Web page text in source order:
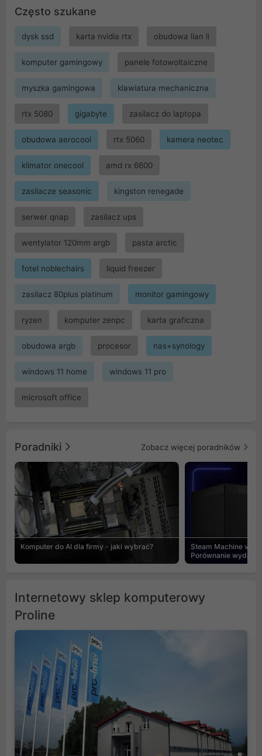
Często szukane
dysk ssd karta nvidia rtx obudowa lian li
komputer gamingowy panele fotowoltaiczne
myszka gamingowa klawiatura mechaniczna
rtx 5080 gigabyte zasilacz do laptopa
obudowa aerocool rtx 5060 kamera neotec
klimator onecool amd rx 6600
zasilacze seasonic kingston renegade
serwer qnap zasilacz ups
wentylator 120mm argb pasta arctic
fotel noblechairs liquid freezer
zasilacz 80plus platinum monitor gamingowy
ryzen komputer zenpc karta graficzna
obudowa argb procesor nas+synology
windows 11 home windows 11 pro
microsoft office
Poradniki Zobacz więcej poradników
Komputer do AI dla firmy - jaki wybrać?
Steam Machine vs
Porównanie
Internetowy sklep komputerowy
Proline